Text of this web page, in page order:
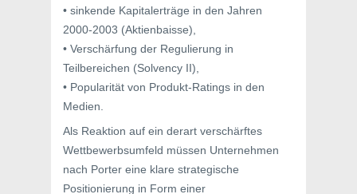
• sinkende Kapitalerträge in den Jahren
2000-2003 (Aktienbaisse),
• Verschärfung der Regulierung in
Teilbereichen (Solvency II),
• Popularität von Produkt-Ratings in den
Medien.
Als Reaktion auf ein derart verschärftes
Wettbewerbsumfeld müssen Unternehmen
nach Porter eine klare strategische
Positionierung in Form einer